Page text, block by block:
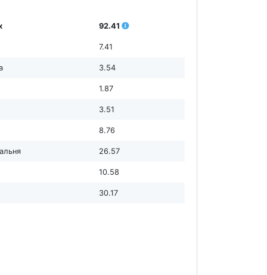
92.41
7.41
3.54
1.87
3.51
8.76
26.57
10.58
30.17